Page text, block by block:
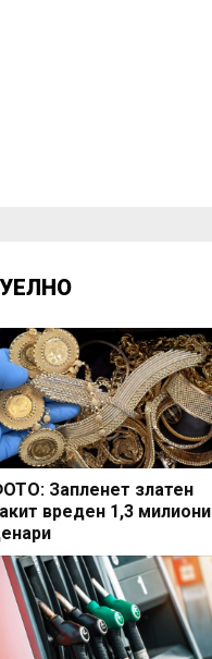
Запленет златен
вреден 1,3 милиони